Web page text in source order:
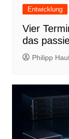
Entwicklung
Vier
das
Philipp